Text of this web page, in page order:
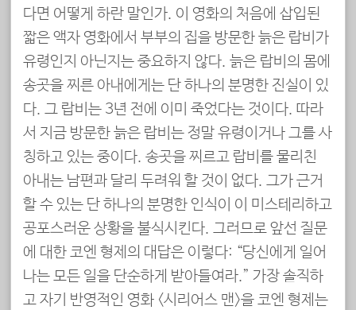
다면 어떻게 하란 말인가. 이 영화의 처음에 삽입된
짧은 액자 영화에서 부부의 집을 방문한 늙은 랍비가
유령인지 아닌지는 중요하지 않다. 늙은 랍비의 몸에
송곳을 찌른 아내에게는 단 하나의 분명한 진실이 있
다. 그 랍비는 3년 전에 이미 죽었다는 것이다. 따라
서 지금 방문한 늙은 랍비는 정말 유령이거나 그를 사
칭하고 있는 중이다. 송곳을 찌르고 랍비를 물리친
아내는 남편과 달리 두려워 할 것이 없다. 그가 근거
할 수 있는 단 하나의 분명한 인식이 이 미스테리하고
공포스러운 상황을 불식시킨다. 그러므로 앞선 질문
에 대한 코엔 형제의 대답은 이렇다: “당신에게 일어
나는 모든 일을 단순하게 받아들여라.” 가장 솔직하
고 자기 반영적인 영화 <시리어스 맨>을 코엔 형제는